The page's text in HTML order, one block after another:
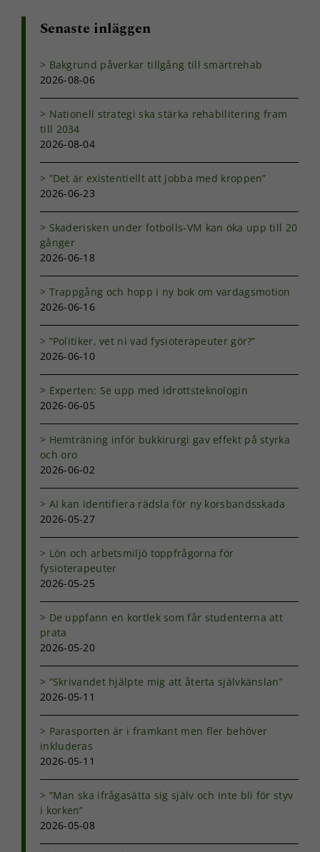
Senaste inläggen
Bakgrund påverkar tillgång till smärtrehab
2026-08-06
Nationell strategi ska stärka rehabilitering fram
till 2034
2026-08-04
”Det är existentiellt att jobba med kroppen”
2026-06-23
Skaderisken under fotbolls-VM kan öka upp till 20
gånger
2026-06-18
Trappgång och hopp i ny bok om vardagsmotion
2026-06-16
”Politiker, vet ni vad fysioterapeuter gör?”
2026-06-10
Experten: Se upp med idrottsteknologin
2026-06-05
Hemträning inför bukkirurgi gav effekt på styrka
och oro
2026-06-02
AI kan identifiera rädsla för ny korsbandsskada
2026-05-27
Lön och arbetsmiljö toppfrågorna för
fysioterapeuter
2026-05-25
De uppfann en kortlek som får studenterna att
prata
2026-05-20
”Skrivandet hjälpte mig att återta självkänslan”
2026-05-11
Parasporten är i framkant men fler behöver
inkluderas
2026-05-11
”Man ska ifrågasätta sig själv och inte bli för styv
i korken”
2026-05-08
de här
kakorna
funktionalitet
att försvinna
Marknadsföring
intressen och ditt
anpassat innehåll